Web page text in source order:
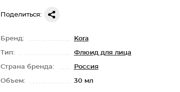
Поделиться:
Бренд: Kora
Тип: Флюид для лица
Страна бренда: Россия
Объем: 30 мл